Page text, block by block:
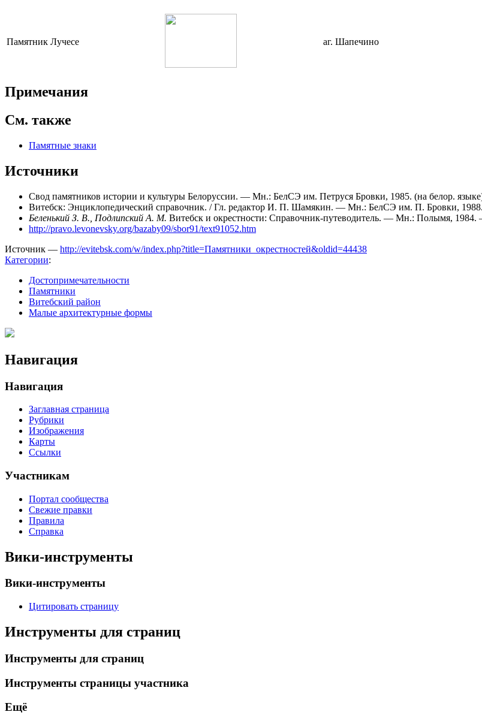
Памятник Лучесе аг. Шапечино
Примечания
См. также
Памятные знаки
Источники
Свод памятников истории и культуры Белоруссии. — Мн.: БелСЭ им. Петруся Бровки, 1985. (на белор.
Витебск: Энциклопедический справочник. / Гл. редактор И. П. Шамякин. — Мн.: БелСЭ им. П. Бровки,
Беленький З. В., Подлипский А. М. Витебск и окрестности: Справочник-путеводитель. — Мн.: Полымя, 1984.
http://pravo.levonevsky.org/bazaby09/sbor91/text91052.htm
Источник — http://evitebsk.com/w/index.php?title=Памятники_окрестностей&oldid=44438
Категории:
Достопримечательности
Памятники
Витебский район
Малые архитектурные формы
Навигация
Навигация
Заглавная страница
Рубрики
Изображения
Карты
Ссылки
Участникам
Портал сообщества
Свежие правки
Правила
Справка
Вики-инструменты
Вики-инструменты
Цитировать страницу
Инструменты для страниц
Инструменты для страниц
Инструменты страницы участника
Ещё